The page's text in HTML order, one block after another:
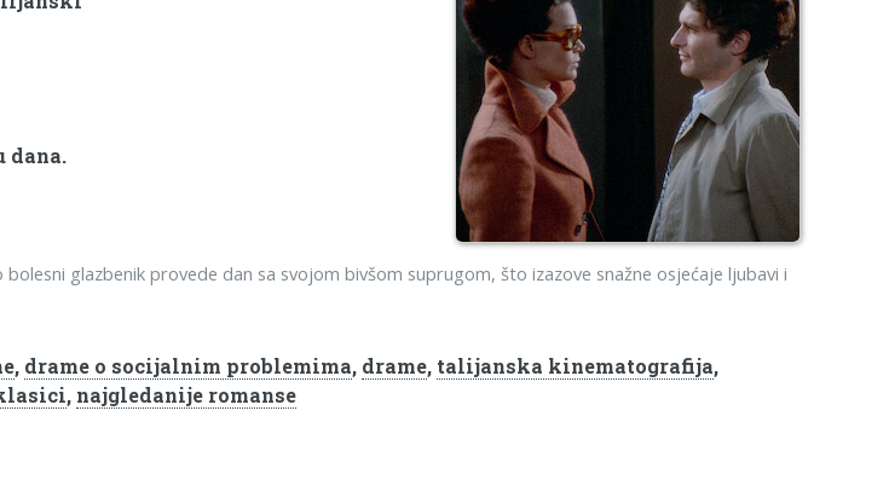
dana.
glazbenik provede dan sa svojom bivšom suprugom, što izazove snažne osjećaje ljubavi i
, drame o socijalnim problemima, drame, talijanska kinematografija,
, najgledanije romanse